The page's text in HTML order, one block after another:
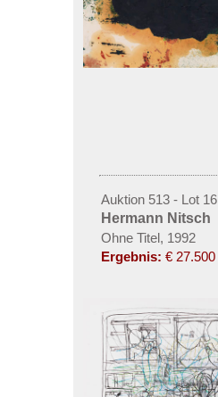
Auktion 513 - Lot 16
Hermann Nitsch
Ohne Titel, 1992
Ergebnis: € 27.500